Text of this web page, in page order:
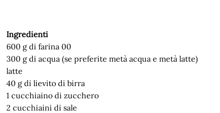
Ingredienti
600 g di farina 00
300 g di acqua (se preferite metà acqua e metà latte)
latte
40 g di lievito di birra
1 cucchiaino di zucchero
2 cucchiaini di sale